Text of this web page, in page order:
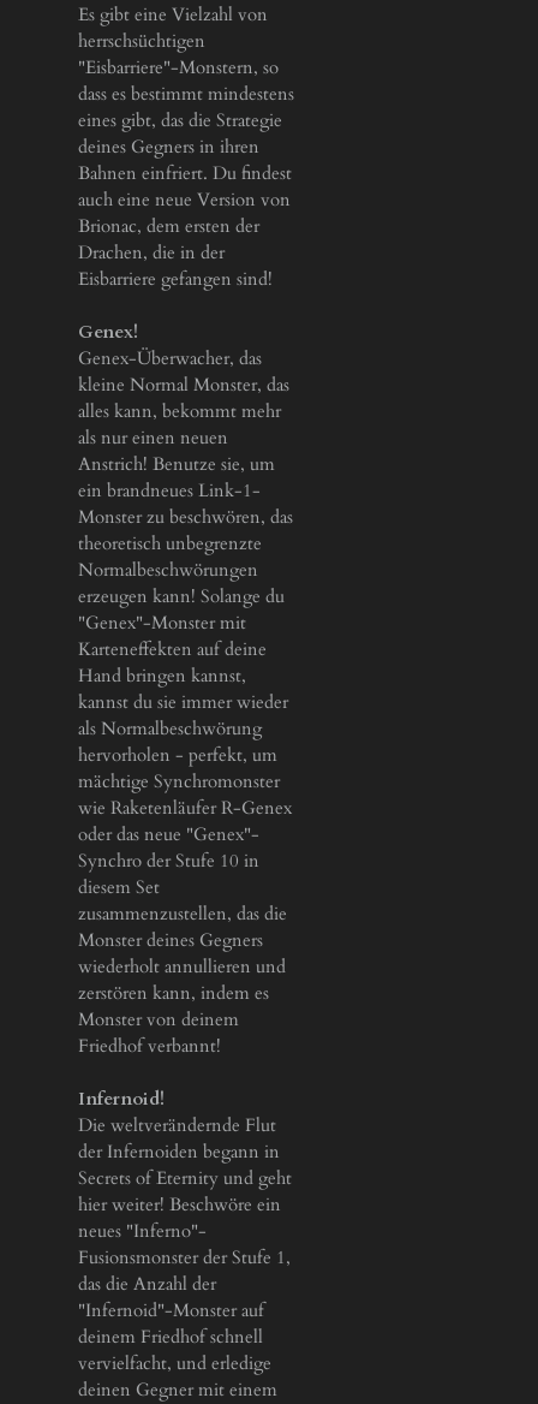
Es gibt eine Vielzahl von
herrschsüchtigen
"Eisbarriere"-Monstern, so
dass es bestimmt mindestens
eines gibt, das die Strategie
deines Gegners in ihren
Bahnen einfriert. Du findest
auch eine neue Version von
Brionac, dem ersten der
Drachen, die in der
Eisbarriere gefangen sind!
Genex!
Genex-Überwacher, das
kleine Normal Monster, das
alles kann, bekommt mehr
als nur einen neuen
Anstrich! Benutze sie, um
ein brandneues Link-1-
Monster zu beschwören, das
theoretisch unbegrenzte
Normalbeschwörungen
erzeugen kann! Solange du
"Genex"-Monster mit
Karteneffekten auf deine
Hand bringen kannst,
kannst du sie immer wieder
als Normalbeschwörung
hervorholen - perfekt, um
mächtige Synchromonster
wie Raketenläufer R-Genex
oder das neue "Genex"-
Synchro der Stufe 10 in
diesem Set
zusammenzustellen, das die
Monster deines Gegners
wiederholt annullieren und
zerstören kann, indem es
Monster von deinem
Friedhof verbannt!
Infernoid!
Die weltverändernde Flut
der Infernoiden begann in
Secrets of Eternity und geht
hier weiter! Beschwöre ein
neues "Inferno"-
Fusionsmonster der Stufe 1,
das die Anzahl der
"Infernoid"-Monster auf
deinem Friedhof schnell
vervielfacht, und erledige
deinen Gegner mit einem